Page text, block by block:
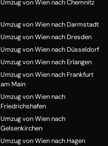
Umzug von Wien nach Chemnitz
Umzug von Wien nach Darmstadt
Umzug von Wien nach Dresden
Umzug von Wien nach Düsseldorf
Umzug von Wien nach Erlangen
Umzug von Wien nach Frankfurt
am Main
Umzug von Wien nach
Friedrichshafen
Umzug von Wien nach
Gelsenkirchen
Umzug von Wien nach Hagen